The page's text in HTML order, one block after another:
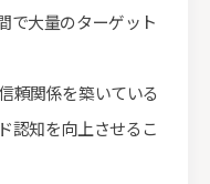
で大量のターゲット
頼関係を築いている
認知を向上させるこ